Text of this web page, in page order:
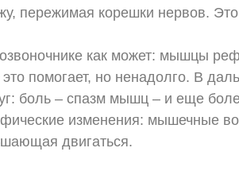
пережимая корешки нервов.
как может: мышцы
помогает, но ненадолго. В
боль – спазм мышц – и еще
изменения: мышечные
двигаться.